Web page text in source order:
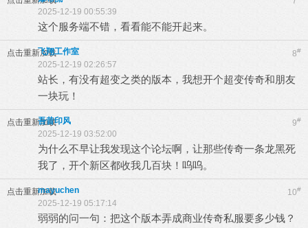
2025-12-19 00:55:39
这个服务端不错，看看能不能开起来。
点击重新加载 8#
飞翔工作室
2025-12-19 02:26:57
站长，有没有超变之类的版本，我想开个超变传奇和朋友
一块玩！
点击重新加载 9#
吾昔印风
2025-12-19 03:52:00
为什么不早让我发现这个论坛啊，让那些传奇一条龙黑死
我了，开个新区都收我几百块！呜呜。
点击重新加载 10#
mayuchen
2025-12-19 05:17:14
弱弱的问一句：把这个版本弄成商业传奇私服要多少钱？